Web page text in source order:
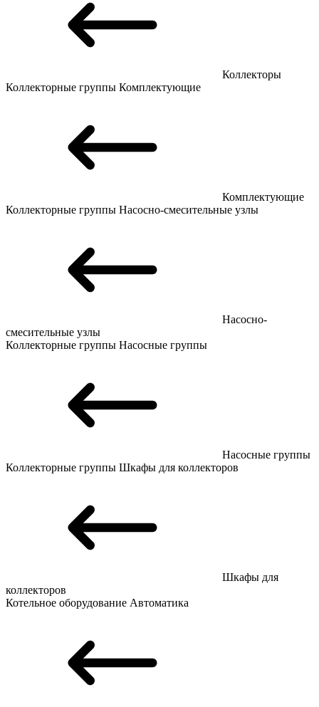
Коллекторы
Коллекторные группы Комплектующие
Комплектующие
Коллекторные группы Насосно-смесительные узлы
Насосно-
смесительные узлы
Коллекторные группы Насосные группы
Насосные группы
Коллекторные группы Шкафы для коллекторов
Шкафы для
коллекторов
Котельное оборудование Автоматика